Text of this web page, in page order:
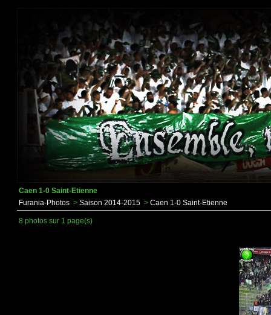
Caen 1-0 Saint-Etienne
Furania-Photos > Saison 2014-2015 > Caen 1-0 Saint-Etienne
8 photos sur 1 page(s)